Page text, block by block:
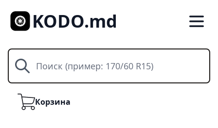
KODO.md
Поиск
КорзинаКорзина